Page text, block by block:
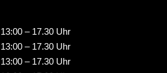
13:00 – 17.30 Uhr
13:00 – 17.30 Uhr
13:00 – 17.30 Uhr